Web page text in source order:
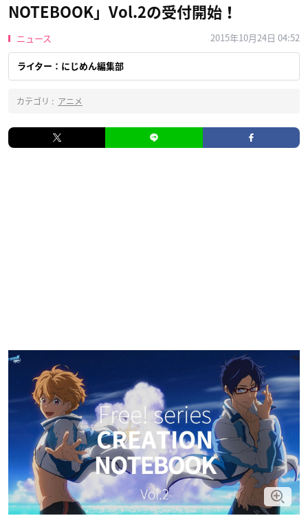
NOTEBOOK」Vol.2の受付開始！
ニュース 2015年10月24日 04:52
ライター：にじめん編集部
カテゴリ : アニメ